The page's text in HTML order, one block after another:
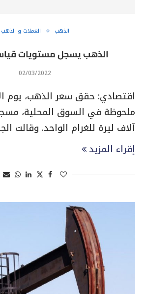
الذهب العملات و الذهب
الذهب يسجل مستويات
02/03/2022
اقتصادي: حقق سعر الذهب، يوم
آلاف ليرة للغرام الواحد. وقالت
إقراء المزيد